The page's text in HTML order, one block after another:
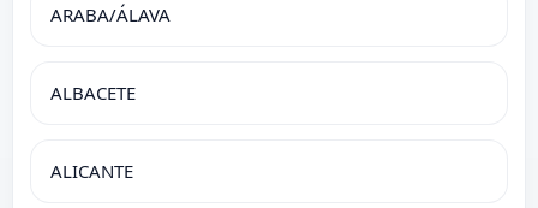
ARABA/ÁLAVA
ALBACETE
ALICANTE